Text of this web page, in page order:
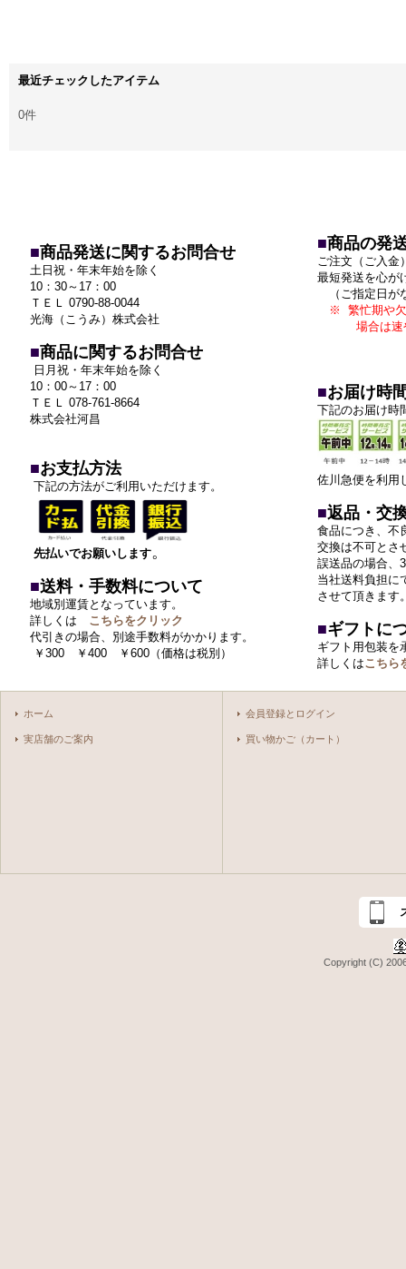
最近チェックしたアイテム
0件
■商品発送に関するお問合せ
土日祝・年末年始を除く
10：30～17：00
ＴＥＬ 0790-88-0044
光海（こうみ）株式会社
■商品に関するお問合せ
日月祝・年末年始を除く
10：00～17：00
ＴＥＬ 078-761-8664
株式会社河昌
■お支払方法
下記の方法がご利用いただけます。
先払いでお願いします。
■送料・手数料について
地域別運賃となっています。
詳しくは
こちらをクリック
代引きの場合、別途手数料がかかります。
￥300 ￥400 ￥600 （価格は税別）
■商品の発
ご注文（ご入金
最短発送を心が
（ご指定日が
※ 繁忙期や欠
場合は
■お届け時
下記のお届け時
佐川急便を利用
■返品・交
食品につき、不
交換は不可とさ
誤送品の場合、
当社送料負担に
させて頂きます
■ギフトに
ギフト用包装を
詳しくはこちら
ホーム
実店舗のご案内
会員登録とログイン
買い物かご（カート）
Copyright (C)